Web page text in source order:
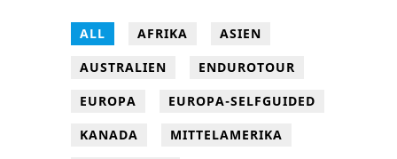
ALL AFRIKA
ASIEN
AUSTRALIEN
ENDUROTOUR
EUROPA
EUROPA-SELFGUIDED
KANADA
MITTELAMERIKA